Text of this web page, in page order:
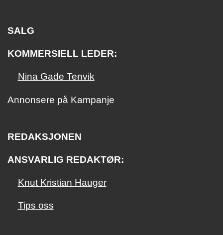
SALG
KOMMERSIELL LEDER:
Nina Gade Tenvik
Annonsere på Kampanje
REDAKSJONEN
ANSVARLIG REDAKTØR:
Knut Kristian Hauger
Tips oss